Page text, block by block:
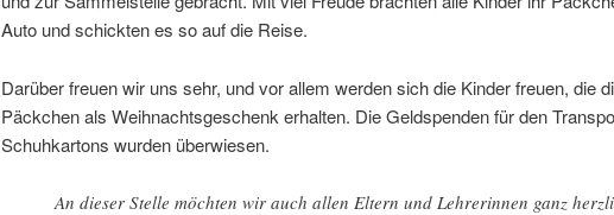
Auto und schickten es so auf die Reise.
Darüber freuen wir uns sehr, und vor allem werden sich die Kinder freuen, die
Päckchen als Weihnachtsgeschenk erhalten. Die Geldspenden für den
Schuhkartons wurden überwiesen.
An dieser Stelle möchten wir auch allen Eltern und Lehrerinnen ganz